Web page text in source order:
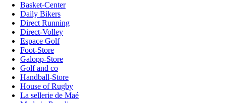
Basket-Center
Daily Bikers
Direct Running
Direct-Volley
Espace Golf
Foot-Store
Galopp-Store
Golf and co
Handball-Store
House of Rugby
La sellerie de Maé